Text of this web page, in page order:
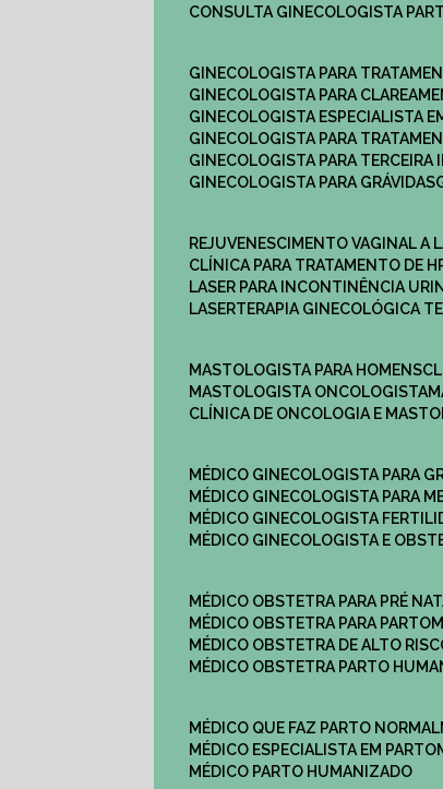
CONSULTA GINECOLOGISTA
GINECOLOGISTA PARA
GINECOLOGISTA PARA
GINECOLOGISTA ESPECIALISTA
GINECOLOGISTA PARA
GINECOLOGISTA PARA TERCEIRA
GINECOLOGISTA PARA GRÁVIDAS
REJUVENESCIMENTO VAGINAL A
CLÍNICA PARA TRATAMENTO DE
LASER PARA INCONTINÊNCIA
LASERTERAPIA GINECOLÓGICA
MASTOLOGISTA PARA HOMENS
MASTOLOGISTA ONCOLOGISTA
CLÍNICA DE ONCOLOGIA E
MÉDICO GINECOLOGISTA PARA
MÉDICO GINECOLOGISTA PARA
MÉDICO GINECOLOGISTA
MÉDICO GINECOLOGISTA E
MÉDICO OBSTETRA PARA PRÉ
MÉDICO OBSTETRA PARA PARTO
MÉDICO OBSTETRA DE ALTO
MÉDICO OBSTETRA PARTO
MÉDICO QUE FAZ PARTO NORMAL
MÉDICO ESPECIALISTA EM PARTO
MÉDICO PARTO HUMANIZADO